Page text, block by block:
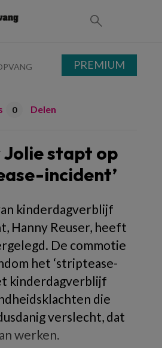
0 Delen
stapt op
incident’
kinderdagverblijf
Hanny Reuser, heeft
De commotie
het ‘striptease-
kinderdagverblijf
die
verslecht, dat
werken.
PREMIUM